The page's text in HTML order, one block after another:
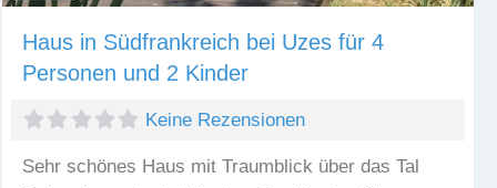
Haus in Südfrankreich bei Uzes für 4
Personen und 2 Kinder
Keine Rezensionen
Sehr schönes Haus mit Traumblick über das Tal